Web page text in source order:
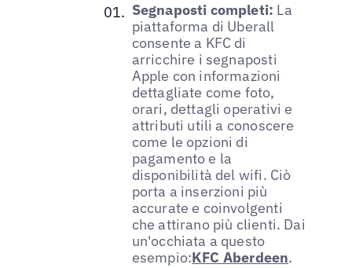
Segnaposti completi: La
piattaforma di Uberall
consente a KFC di
arricchire i segnaposti
Apple con informazioni
dettagliate come foto,
orari, dettagli operativi e
attributi utili a conoscere
come le opzioni di
pagamento e la
disponibilità del wifi. Ciò
porta a inserzioni più
accurate e coinvolgenti
che attirano più clienti. Dai
un'occhiata a questo
esempio:KFC Aberdeen.